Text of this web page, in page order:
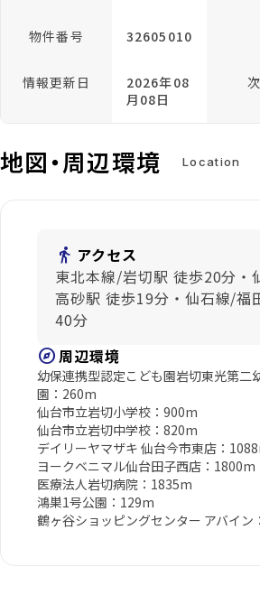
物件番号 32605010
情報更新日
2026年08
月08日
地図・周辺環境 Location
directions_walk アクセス
東北本線/岩切駅 徒歩20分・
高砂駅 徒歩19分・仙石線/福
40分
explore周辺環境
幼保連携型認定こども園岩切東光第二
園：260m
仙台市立岩切小学校：900m
仙台市立岩切中学校：820m
デイリーヤマザキ 仙台今市東店：
ヨークベニマル仙台田子西店：1800m
医療法人岩切病院：1835m
鴻巣1号公園：129m
鶴ヶ谷ショッピングセンター アバイン